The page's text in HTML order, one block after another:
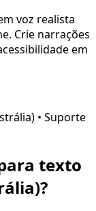
voz realista
Crie narrações
em
• Suporte
texto
?